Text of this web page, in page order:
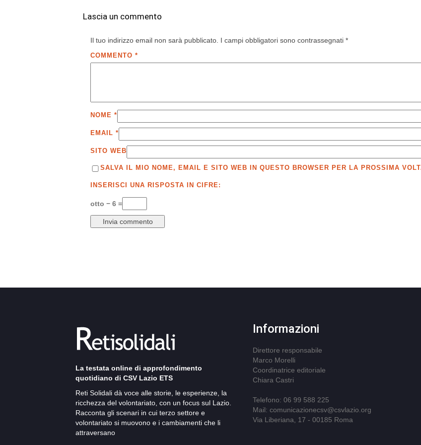
Lascia un commento
Il tuo indirizzo email non sarà pubblicato. I campi obbligatori sono contrassegnati *
COMMENTO *
NOME *
EMAIL *
SITO WEB
SALVA IL MIO NOME, EMAIL E SITO WEB IN QUESTO BROWSER PER LA PROSSIMA
INSERISCI UNA RISPOSTA IN CIFRE:
otto − 6 =
La testata online di approfondimento
quotidiano di CSV Lazio ETS
Reti Solidali dà voce alle storie, le esperienze, la
ricchezza del volontariato, con un focus sul Lazio.
Racconta gli scenari in cui terzo settore e
volontariato si muovono e i cambiamenti che li
attraversano
Informazioni
Direttore responsabile
Marco Morelli
Coordinatrice editoriale
Chiara Castri
Telefono: 06 99 588 225
Mail: comunicazionecsv@csvlazio.org
Via Liberiana, 17 - 00185 Roma